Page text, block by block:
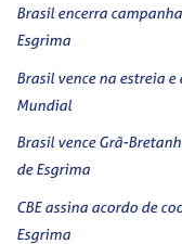
Brasil encerra
Esgrima
Brasil vence na estreia
Mundial
Brasil vence Grã-
de Esgrima
CBE assina acordo de
Esgrima